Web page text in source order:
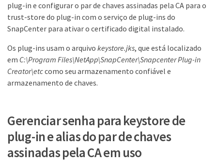
plug-in e configurar o par de chaves assinadas pela CA para o
trust-store do plug-in com o serviço de plug-ins do
SnapCenter para ativar o certificado digital instalado.
Os plug-ins usam o arquivo keystore.jks, que está localizado
em C:\Program Files\NetApp\SnapCenter\Snapcenter Plug-in
Creator\etccomo seu armazenamento confiável e
armazenamento de chaves.
Gerenciar senha para keystore de
plug-in e alias do par de chaves
assinadas pela CA em uso